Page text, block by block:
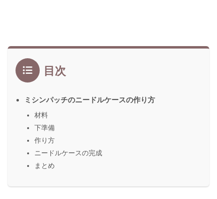
目次
ミシンパッチのニードルケースの作り方
材料
下準備
作り方
ニードルケースの完成
まとめ